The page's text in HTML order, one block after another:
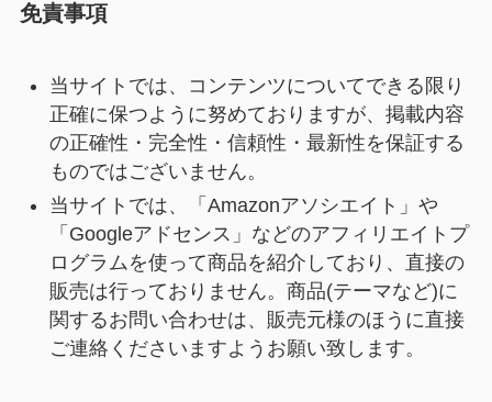
免責事項
当サイトでは、コンテンツについてできる限り
正確に保つように努めておりますが、掲載内容
の正確性・完全性・信頼性・最新性を保証する
ものではございません。
当サイトでは、「Amazonアソシエイト」や
「Googleアドセンス」などのアフィリエイトプ
ログラムを使って商品を紹介しており、直接の
販売は行っておりません。商品(テーマなど)に
関するお問い合わせは、販売元様のほうに直接
ご連絡くださいますようお願い致します。